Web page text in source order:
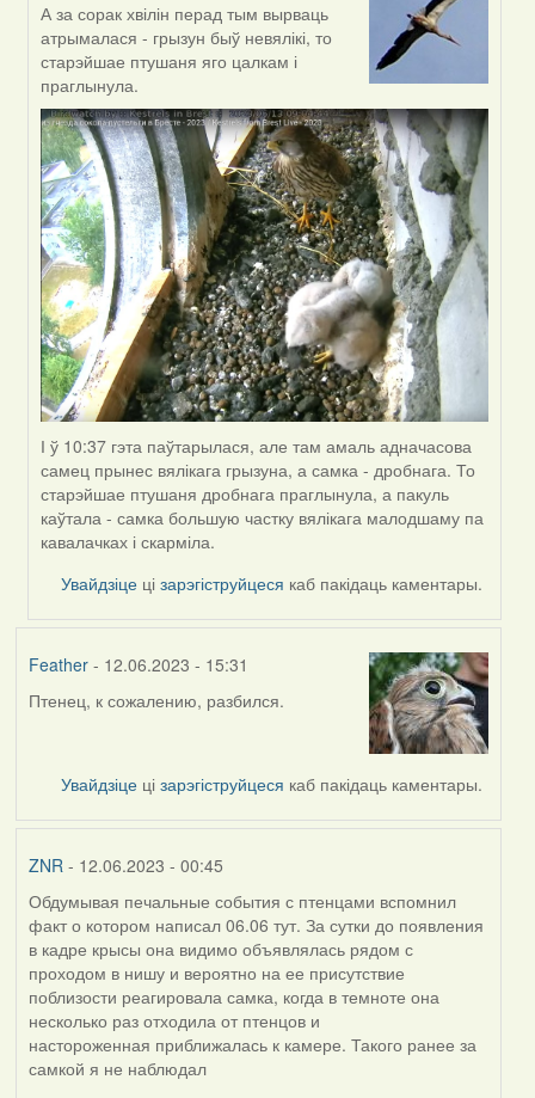
In
reply
to
by
Harrier
А за сорак хвілін перад тым вырваць
атрымалася - грызун быў невялікі, то
старэйшае птушаня яго цалкам і
праглынула.
І ў 10:37 гэта паўтарылася, але там амаль адначасова
самец прынес вялікага грызуна, а самка - дробнага. То
старэйшае птушаня дробнага праглынула, а пакуль
каўтала - самка большую частку вялікага малодшаму па
кавалачках і скарміла.
Увайдзіце цізарэгіструйцеся каб пакідаць каментары.
Feather- 12.06.2023 - 15:31
Птенец, к сожалению, разбился.
Увайдзіце цізарэгіструйцеся каб пакідаць каментары.
ZNR - 12.06.2023 - 00:45
Обдумывая печальные события с птенцами вспомнил
факт о котором написал 06.06 тут. За сутки до появления
в кадре крысы она видимо объявлялась рядом с
проходом в нишу и вероятно на ее присутствие
поблизости реагировала самка, когда в темноте она
несколько раз отходила от птенцов и
настороженная приближалась к камере. Такого ранее за
самкой я не наблюдал